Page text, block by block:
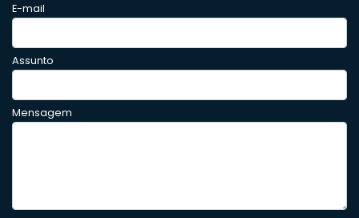
E-mail
Assunto
Mensagem